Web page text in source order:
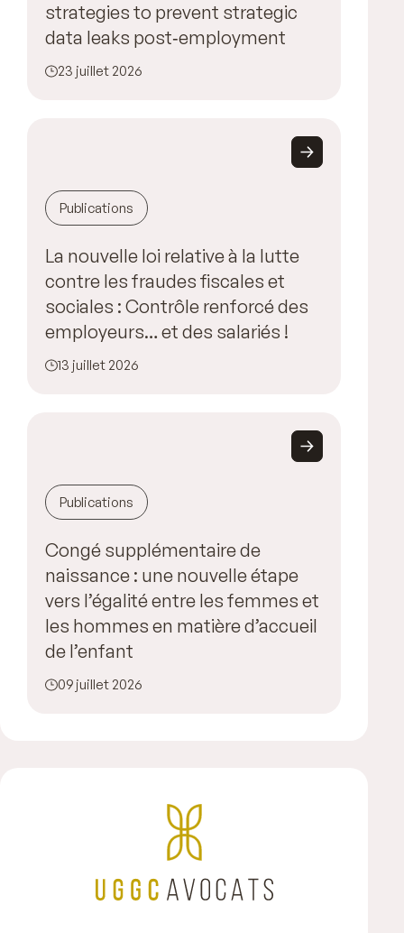
strategies to prevent strategic
data leaks post‑employment
23 juillet 2026
Publications
La nouvelle loi relative à la lutte
contre les fraudes fiscales et
sociales : Contrôle renforcé des
employeurs… et des salariés !
13 juillet 2026
Publications
Congé supplémentaire de
naissance : une nouvelle étape
vers l’égalité entre les femmes et
les hommes en matière d’accueil
de l’enfant
09 juillet 2026